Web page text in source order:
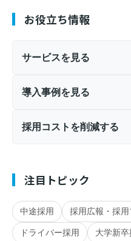
お役立ち情報
サービスを見る
導入事例を見る
採用コストを削減する
注目トピック
中途採用 採用広報・採
ドライバー採用 大学新卒